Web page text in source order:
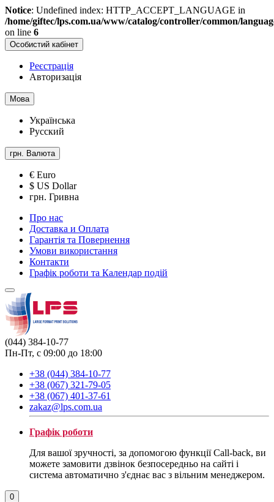
Notice: Undefined index: HTTP_ACCEPT_LANGUAGE in
/home/giftec/lps.com.ua/www/catalog/controller/common/
on line 6
Особистий кабінет
Реєстрація
Авторизація
Мова
Українська
Русский
грн. Валюта
€ Euro
$ US Dollar
грн. Гривна
Про нас
Доставка и Оплата
Гарантія та Повернення
Умови використання
Контакти
Графік роботи та Календар подій
(044) 384-10-77
Пн-Пт, с 09:00 до 18:00
+38 (044) 384-10-77
+38 (067) 321-79-05
+38 (067) 401-37-61
zakaz@lps.com.ua
Графік роботи
Для вашої зручності, за допомогою функції Call-back, ви
можете замовити дзвінок безпосередньо на сайті і
система автоматично з'єднає вас з вільним менеджером.
0